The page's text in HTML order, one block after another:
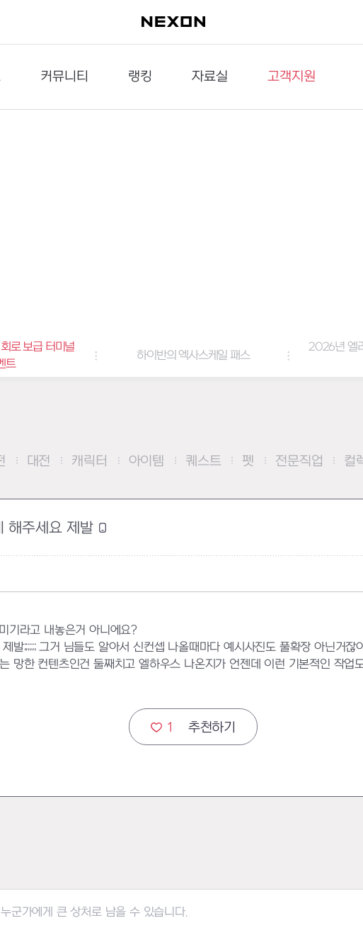
커뮤니티
이슈게시판
랭킹
던전랭킹
자료실
다운로드
고객지원
문의하기
로 보급 터미널
트
하이반의 엑사스케일 패스
2026년 엘
대전 캐릭터 아이템 퀘스트 펫 전문직업 컬
해주세요 제발
기라고 내놓은거 아니에요?
발;;;;;; 그거 님들도 알아서 신컨셉 나올때마다 예시사진도 풀확장 아닌거잖
망한 컨텐츠인건 둘째치고 엘하우스 나온지가 언젠데 이런 기본적인 작업
1 추천하기